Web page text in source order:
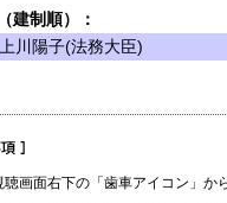
建制順）：
川陽子(法務大臣)
聴画面右下の「歯車アイコン」